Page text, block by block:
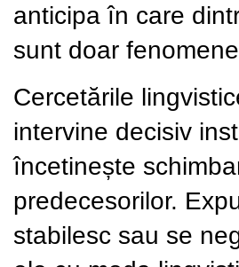
anticipa în care
sunt doar
Cercetările
intervine decisiv
încetinește
predecesorilor.
stabilesc sau se